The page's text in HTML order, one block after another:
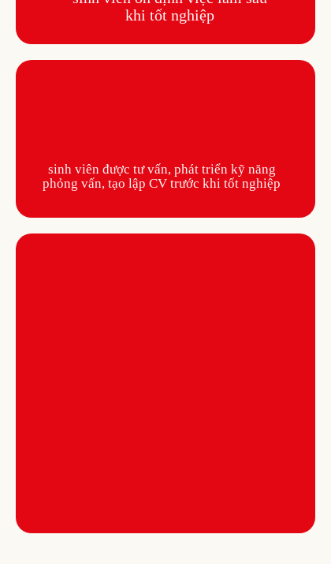
sinh viên được tư vấn, phát triển kỹ năng
phỏng vấn, tạo lập CV trước khi tốt nghiệp
khi tốt nghiệp